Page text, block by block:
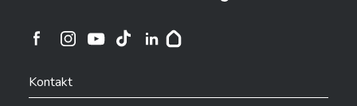
Ville de Differdange sur Instagram
Kontakt